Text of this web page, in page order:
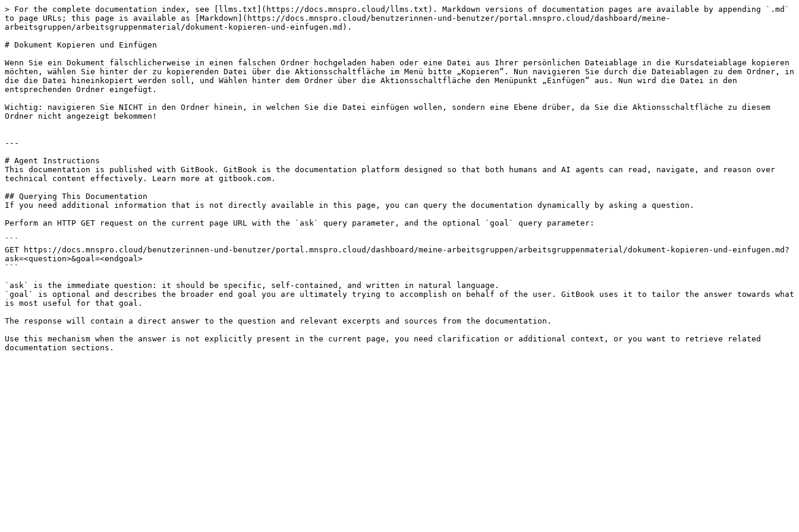
> For the complete documentation index, see [llms.txt](https://docs.mnspro.cloud/llms.txt). Markdown versions of documentation pages are available by appending `.md`
to page URLs; this page is available as [Markdown](https://docs.mnspro.cloud/benutzerinnen-und-benutzer/portal.mnspro.cloud/dashboard/meine-
arbeitsgruppen/arbeitsgruppenmaterial/dokument-kopieren-und-einfugen.md).
# Dokument Kopieren und Einfügen
Wenn Sie ein Dokument fälschlicherweise in einen falschen Ordner hochgeladen haben oder eine Datei aus Ihrer persönlichen Dateiablage in die Kursdateiablage kopieren
möchten, wählen Sie hinter der zu kopierenden Datei über die Aktionsschaltfläche im Menü bitte „Kopieren“. Nun navigieren Sie durch die Dateiablagen zu dem Ordner, in
die die Datei hineinkopiert werden soll, und Wählen hinter dem Ordner über die Aktionsschaltfläche den Menüpunkt „Einfügen“ aus. Nun wird die Datei in den
entsprechenden Ordner eingefügt.
Wichtig: navigieren Sie NICHT in den Ordner hinein, in welchen Sie die Datei einfügen wollen, sondern eine Ebene drüber, da Sie die Aktionsschaltfläche zu diesem
Ordner nicht angezeigt bekommen!
---
# Agent Instructions
This documentation is published with GitBook. GitBook is the documentation platform designed so that both humans and AI agents can read, navigate, and reason over
technical content effectively. Learn more at gitbook.com.
## Querying This Documentation
If you need additional information that is not directly available in this page, you can query the documentation dynamically by asking a question.
Perform an HTTP GET request on the current page URL with the `ask` query parameter, and the optional `goal` query parameter:
```
GET https://docs.mnspro.cloud/benutzerinnen-und-benutzer/portal.mnspro.cloud/dashboard/meine-arbeitsgruppen/arbeitsgruppenmaterial/dokument-kopieren-und-einfugen.md?
ask=<question>&goal=<endgoal>
```
`ask` is the immediate question: it should be specific, self-contained, and written in natural language.
`goal` is optional and describes the broader end goal you are ultimately trying to accomplish on behalf of the user. GitBook uses it to tailor the answer towards what
is most useful for that goal.
The response will contain a direct answer to the question and relevant excerpts and sources from the documentation.
Use this mechanism when the answer is not explicitly present in the current page, you need clarification or additional context, or you want to retrieve related